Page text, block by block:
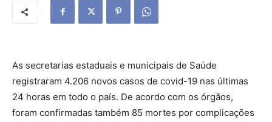
As secretarias estaduais e municipais de Saúde
registraram 4.206 novos casos de covid-19 nas últimas
24 horas em todo o país. De acordo com os órgãos,
foram confirmadas também 85 mortes por complicações